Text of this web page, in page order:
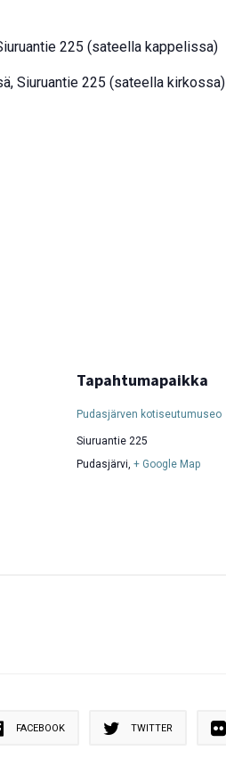
225 (sateella kappelissa)
Siuruantie 225 (sateella kirkossa)
Tapahtumapaikka
Pudasjärven kotiseutumuseo
Siuruantie 225
Pudasjärvi, + Google Map
FACEBOOK TWITTER